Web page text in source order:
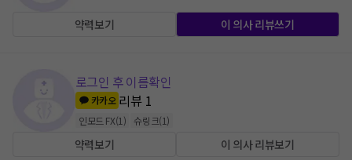
약력보기 이 의사 리뷰쓰기
로그인 후 이름확인
카카오 리뷰 1
인모드 FX(1 ) 슈링크(1)
약력보기 이 의사 리뷰보기